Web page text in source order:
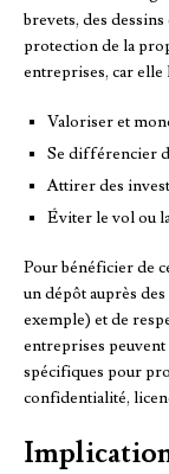
brevets, des
protection de la
entreprises, car elle
Valoriser et
Se différencier
Attirer des
Éviter le vol ou
Pour bénéficier de
un dépôt auprès
exemple) et de
entreprises peuvent
spécifiques pour
confidentialité,